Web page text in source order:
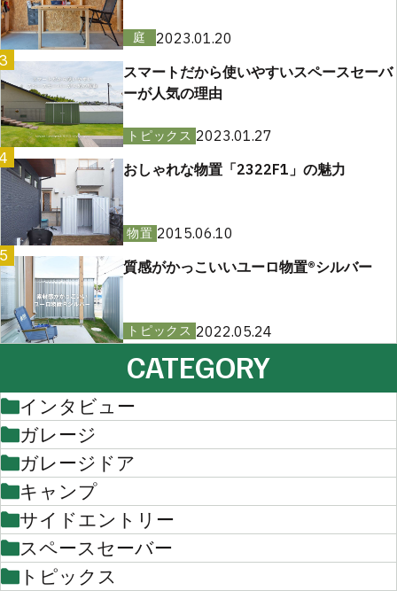
庭
2023.01.20
スマートだから使いやすいスペースセーバ
ーが人気の理由
トピックス 2023.01.27
おしゃれな物置「2322F1」の魅力
物置 2015.06.10
質感がかっこいいユーロ物置®︎シルバー
トピックス 2022.05.24
CATEGORY
インタビュー
ガレージ
ガレージドア
キャンプ
サイドエントリー
スペースセーバー
トピックス